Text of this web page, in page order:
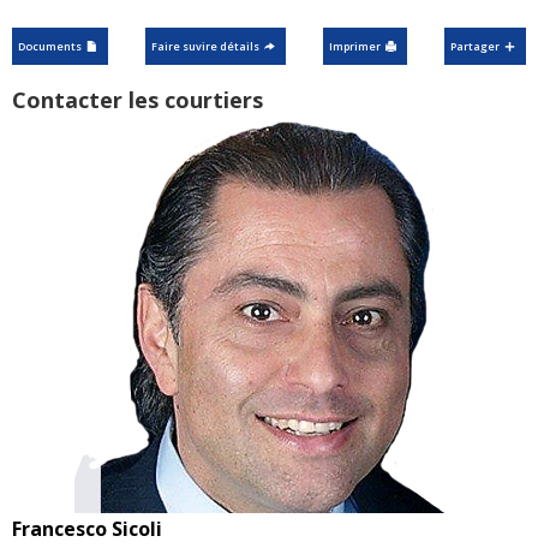
Documents Faire suvire détails Imprimer Partager
Contacter les courtiers
Francesco Sicoli